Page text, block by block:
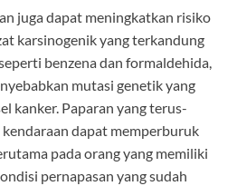
juga dapat meningkatkan risiko
karsinogenik yang terkandung
benzena dan formaldehida,
mutasi genetik yang
kanker. Paparan yang terus-
dapat memperburuk
pada orang yang memiliki
pernapasan yang sudah